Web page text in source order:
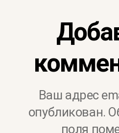
Ваш адрес
опубликован.
поля